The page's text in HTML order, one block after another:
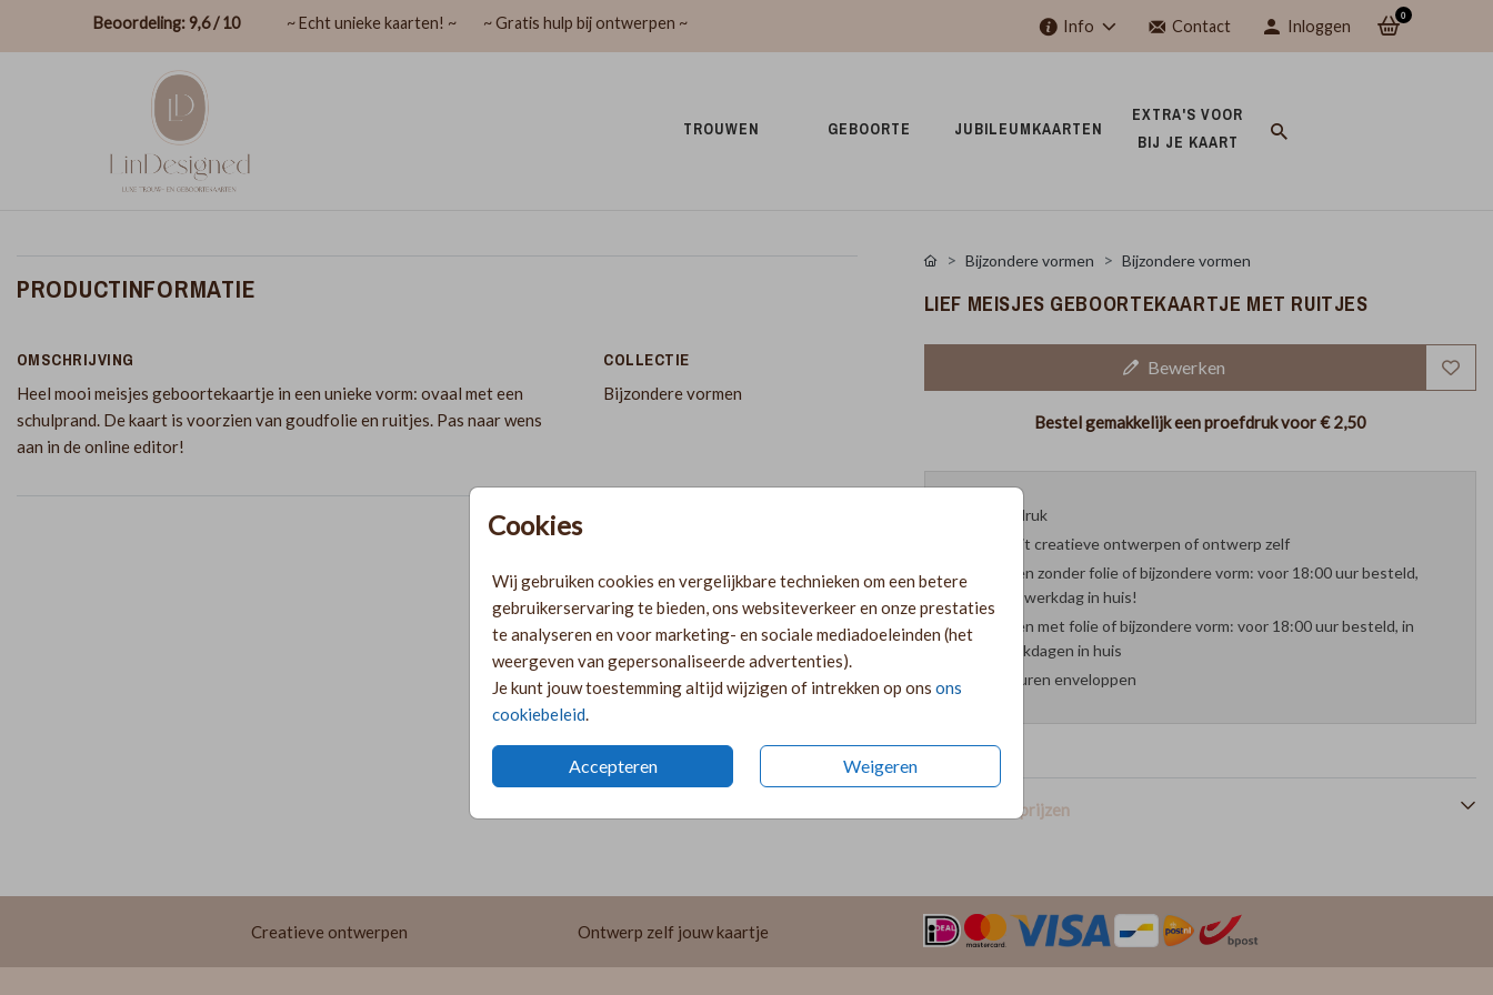
Beoordeling: 9,6 / 10 ~ Echt unieke kaarten! ~ ~ Gratis hulp bij ontwerpen ~ Info Contact Inloggen
0
TROUWEN GEBOORTE JUBILEUMKAARTEN
EXTRA'S VOOR
BIJ JE KAART
Cookies
Wij gebruiken cookies en vergelijkbare technieken om een betere
gebruikerservaring te bieden, ons websiteverkeer en onze prestaties
te analyseren en voor marketing- en sociale mediadoeleinden (het
weergeven van gepersonaliseerde advertenties).
Je kunt jouw toestemming altijd wijzigen of intrekken op ons ons
cookiebeleid
Accepteren Weigeren
PRODUCTINFORMATIE
OMSCHRIJVING
Heel mooi meisjes geboortekaartje in een unieke vorm: ovaal met een
schulprand. De kaart is voorzien van goudfolie en ruitjes. Pas naar wens
aan in de online editor!
COLLECTIE
Bijzondere vormen
Bijzondere vormen Bijzondere vormen
LIEF MEISJES GEBOORTEKAARTJE MET RUITJES
Bewerken
Bestel gemakkelijk een proefdruk voor€ 2,50
Proefdruk
Kies uit creatieve ontwerpen of ontwerp zelf
Kaarten zonder folie of bijzondere vorm: voor 18:00 uur besteld,
volgende werkdag in huis!
Kaarten met folie of bijzondere vorm: voor 18:00 uur besteld, in
twee werkdagen in huis
29 kleuren enveloppen
Formaten en prijzen
Creatieve ontwerpen Ontwerp zelf jouw kaartje